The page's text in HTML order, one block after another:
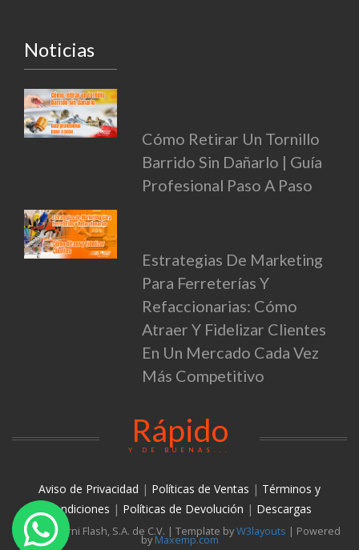
Noticias
Cómo Retirar Un Tornillo
Barrido Sin Dañarlo | Guía
Profesional Paso A Paso
Estrategias De Marketing
Para Ferreterías Y
Refaccionarias: Cómo
Atraer Y Fidelizar Clientes
En Un Mercado Cada Vez
Más Competitivo
Rápido
Y DE BUENAS...
Aviso de Privacidad | Políticas de Ventas | Términos y
condiciones | Políticas de Devolución | Descargas
© 2026 Torni Flash, S.A. de C.V. | Template byW3layouts | Powered
by Maxemp.com